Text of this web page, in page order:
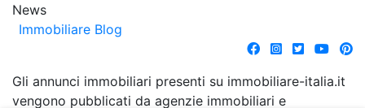
News
Immobiliare Blog
Gli annunci immobiliari presenti su immobiliare-italia.it
vengono pubblicati da agenzie immobiliari e